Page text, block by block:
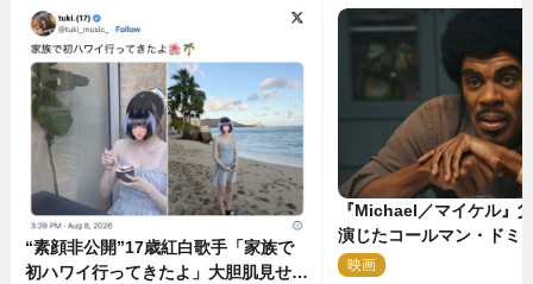
“素顔非公開”17歳紅白歌手「家族で
初ハワイ行ってきたよ」大胆肌見せシ
『Michael／マイケル』
演じたコールマン・ドミ
イクに2時間半かかって
映画